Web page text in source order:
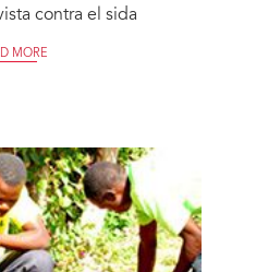
contra el sida
MORE